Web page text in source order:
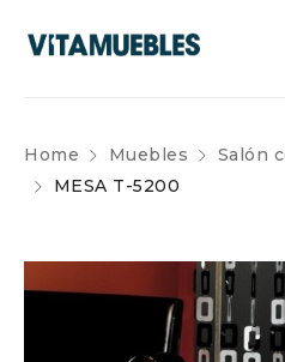
Home Muebles Salón
MESA T-5200